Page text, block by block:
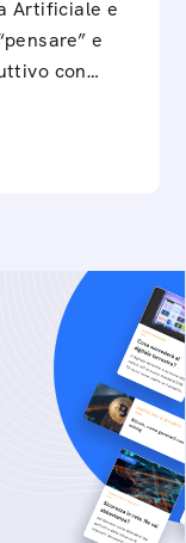
Artificiale e
e
con